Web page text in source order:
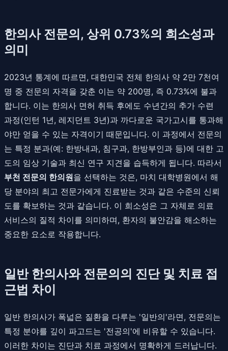
한의사 전문의, 상위 0.73%의 희소성과
의미
2023년 통계에 따르면, 대한민국 전체 한의사 약 2만 7천여
명 중 전문의 자격을 갖춘 이는 약 200명, 즉 0.73%에 불과
합니다. 이는 한의사 면허 취득 후에도 수년간의 추가 수련
과정(인턴 1년, 레지던트 3년)과 까다로운 국가고시를 통과해
야만 얻을 수 있는 자격이기 때문입니다. 이 과정에서 전문의
는 특정 분과(예: 한방내과, 침구과, 한방부인과 등)에 대한 고
도의 임상 기술과 최신 연구 지견을 습득하게 됩니다. 따라서
부천 전문의 한의원을 선택하는 것은, 마치 대학병원에서 해
당 분야의 최고 전문가에게 진료받는 것과 같은 수준의 신뢰
도를 확보하는 것과 같습니다. 이 희소성은 그 자체로 의료
서비스의 질적 차이를 의미하며, 환자의 불안감을 해소하는
중요한 요소로 작용합니다.
일반 한의사와 전문의의 진단 및 치료 접
근법 차이
일반 한의사가 폭넓은 질환을 다루는 '일반의'라면, 전문의는
특정 분야를 깊이 파고드는 '전공의'에 비유할 수 있습니다.
이러한 차이는 진단과 치료 과정에서 명확하게 드러납니다.